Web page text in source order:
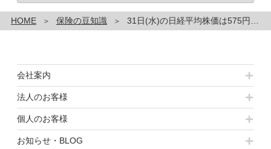
ー
カ
イ
HOME 保険の豆知識 31日(水)の日経平均株価は575円高😆の3万9101円～🌟本日のネタ 『タイパ追求型ラーメン』
会社案内
法人のお客様
個人のお客様
お知らせ・BLOG